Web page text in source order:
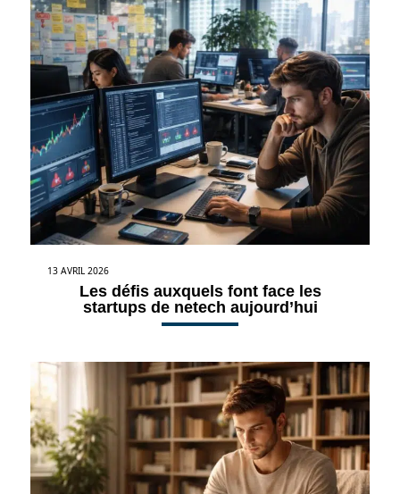
13 AVRIL 2026
Les défis auxquels font face les
startups de netech aujourd’hui